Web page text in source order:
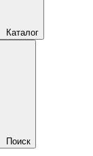
Каталог
Поиск